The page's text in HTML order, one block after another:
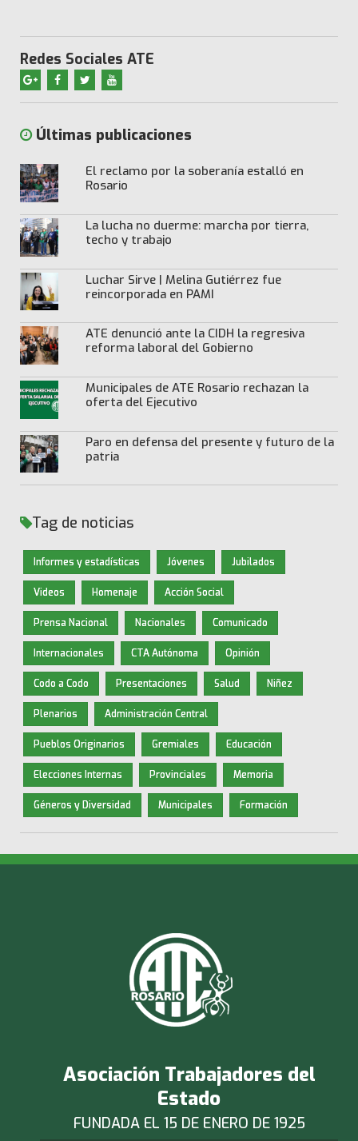
Redes Sociales ATE
Últimas publicaciones
El reclamo por la soberanía estalló en
Rosario
La lucha no duerme: marcha por tierra,
techo y trabajo
Luchar Sirve | Melina Gutiérrez fue
reincorporada en PAMI
ATE denunció ante la CIDH la regresiva
reforma laboral del Gobierno
Municipales de ATE Rosario rechazan la
oferta del Ejecutivo
Paro en defensa del presente y futuro de la
patria
Tag de noticias
Informes y estadísticas Jóvenes Jubilados
Videos Homenaje Acción Social
Prensa Nacional Nacionales Comunicado
Internacionales CTA Autónoma Opinión
Codo a Codo Presentaciones Salud Niñez
Plenarios Administración Central
Pueblos Originarios Gremiales Educación
Elecciones Internas Provinciales Memoria
Géneros y Diversidad Municipales Formación
Asociación Trabajadores del
Estado
FUNDADA EL 15 DE ENERO DE 1925